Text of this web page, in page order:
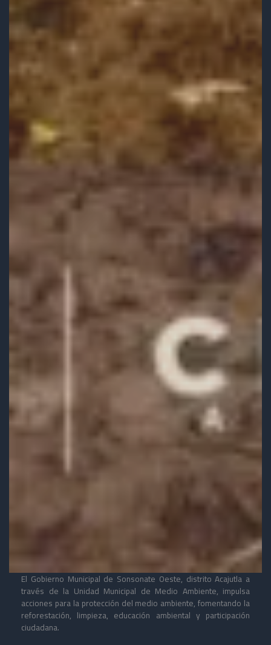
El Gobierno Municipal de Sonsonate Oeste, distrito Acajutla a
través de la Unidad Municipal de Medio Ambiente, impulsa
acciones para la protección del medio ambiente, fomentando la
reforestación, limpieza, educación ambiental y participación
ciudadana.